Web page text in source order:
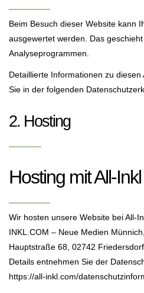
Beim Besuch dieser Website kann
ausgewertet werden. Das
Analyseprogrammen.
Detaillierte Informationen zu
Sie in der folgenden
2. Hosting
Hosting mit All-Inkl
Wir hosten unsere Website bei All-
INKL.COM – Neue Medien
Hauptstraße 68, 02742
Details entnehmen Sie der
https://all-inkl.com/